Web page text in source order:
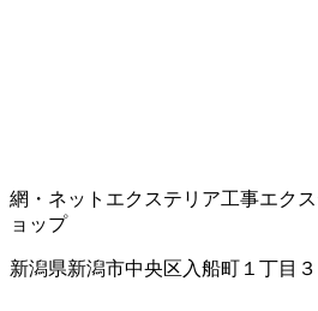
網・ネット エクステリア工事エク
ョップ
新潟県新潟市中央区入船町１丁目